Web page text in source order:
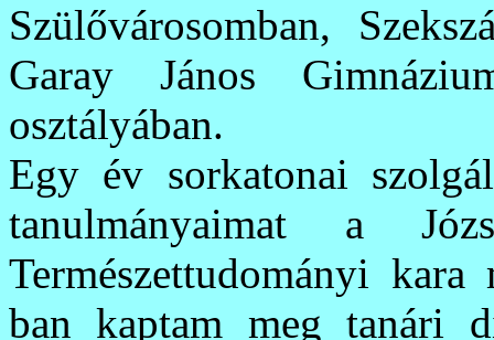
Szülővárosomban,
Garay János
osztályában.
Egy év sorkatonai
tanulmányaimat a
Természettudományi
ban kaptam meg tanári